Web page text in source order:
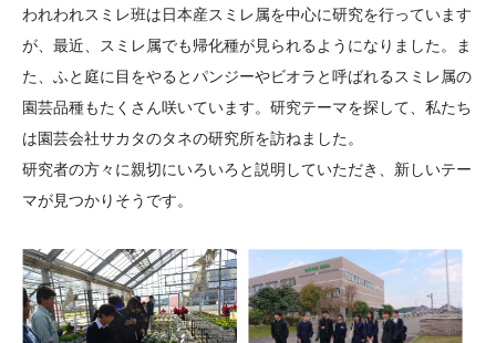
年報一覧 中谷財団レポート
ム
科学教育振興助成・
次世代理系人材育成プ
ログラム助成
アクセス よくあるご質問
サイトマップ 中谷財団アーカイブ
日本語 English マイページ
われわれスミレ班は日本産スミレ属を中心に研究を行っています
が、最近、スミレ属でも帰化種が見られるようになりました。ま
た、ふと庭に目をやるとパンジーやビオラと呼ばれるスミレ属の
園芸品種もたくさん咲いています。研究テーマを探して、私たち
は園芸会社サカタのタネの研究所を訪ねました。
研究者の方々に親切にいろいろと説明していただき、新しいテー
マが見つかりそうです。